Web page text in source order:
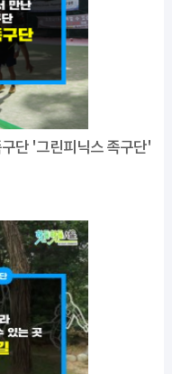
단 '그린피닉스 족구단'